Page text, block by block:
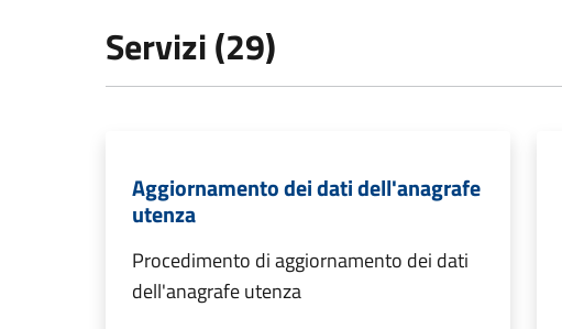
Servizi (29)
Aggiornamento dei dati dell'anagrafe
utenza
Procedimento di aggiornamento dei dati
dell'anagrafe utenza